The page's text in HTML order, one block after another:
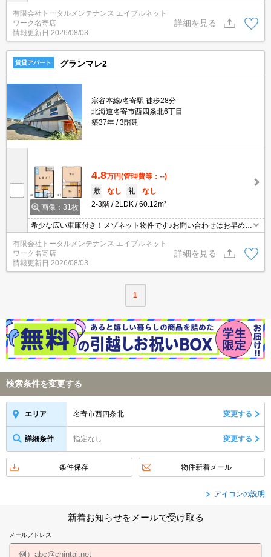
談。
有限会社トータルメンテナンス エイブルネット
ワーク名寄店
情報更新日 2026/08/03
詳細を見る
賃貸アパート グランマレ2
宗谷本線/名寄駅 徒歩28分
北海道名寄市西四条北6丁目
築37年
3階建
画像：31枚
4.8万円(管理費等：--)
敷
なし 礼
なし
2-3階
2LDK 60.12m²
希少な広い車庫付き！メゾネット物件です♪お問い合わせはお早め
に!!
有限会社トータルメンテナンス エイブルネット
ワーク名寄店
情報更新日 2026/08/03
詳細を見る
1
検索条件を変更する
エリア 名寄市西四条北 変更する
詳細条件 指定なし 変更する
条件保存 物件新着メール
アイコンの説明
新着お知らせをメールで受け取る
メールアドレス